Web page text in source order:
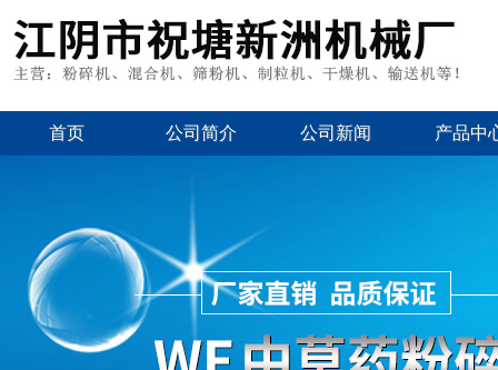
首页 公司简介 公司新闻 产品中